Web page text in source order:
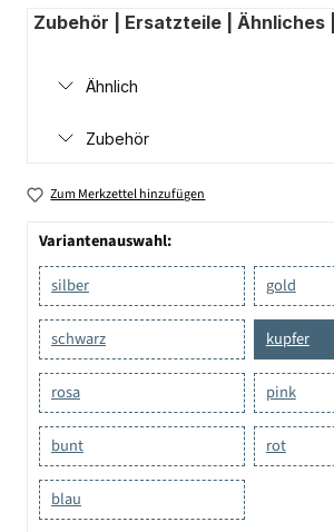
Zubehör | Ersatzteile | Ähnliches
Ähnlich
Zubehör
Zum Merkzettel hinzufügen
Variantenauswahl:
silber
gold
schwarz kupfer
rosa pink
bunt rot
blau